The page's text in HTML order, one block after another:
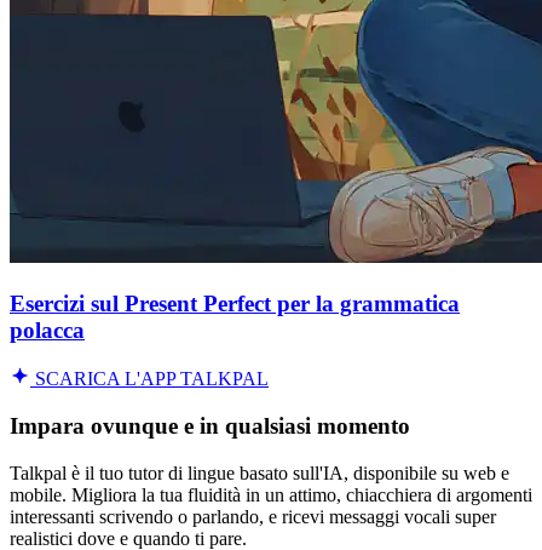
Esercizi sul Present Perfect per la grammatica
polacca
SCARICA L'APP TALKPAL
Impara ovunque e in qualsiasi momento
Talkpal è il tuo tutor di lingue basato sull'IA, disponibile su web e
mobile. Migliora la tua fluidità in un attimo, chiacchiera di argomenti
interessanti scrivendo o parlando, e ricevi messaggi vocali super
realistici dove e quando ti pare.